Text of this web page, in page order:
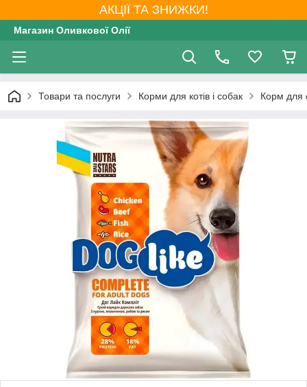
АКЦІЇ ТА ЗНИЖКИ!
Магазин Оливкової Олії
Товари та послуги Корми для котів і собак Корм для